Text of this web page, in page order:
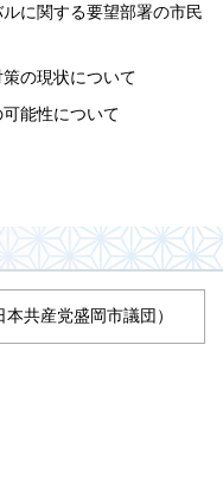
に関する要望部署の市民
の現状について
能性について
共産党盛岡市議団）